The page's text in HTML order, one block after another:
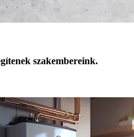
szakembereink.